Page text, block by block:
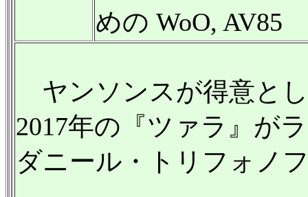
めの WoO, AV85
ヤンソンスが得意と
2017年の『ツァラ』が
ダニール・トリフォノ